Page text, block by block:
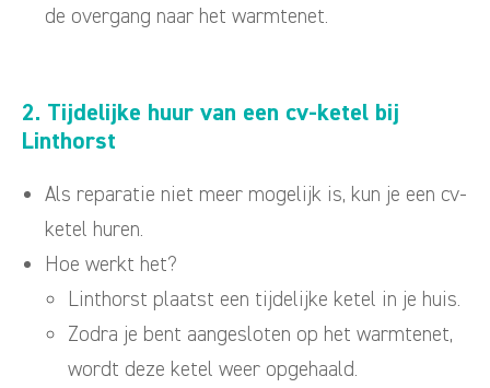
de overgang naar het warmtenet.
2. Tijdelijke huur van een cv-ketel bij
Linthorst
Als reparatie niet meer mogelijk is, kun je een cv-
ketel huren.
Hoe werkt het?
Linthorst plaatst een tijdelijke ketel in je huis.
Zodra je bent aangesloten op het warmtenet,
wordt deze ketel weer opgehaald.